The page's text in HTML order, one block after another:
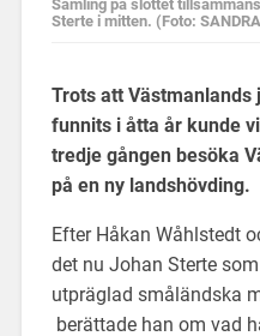
Samling på slottet
Sterte i mitten. (Foto:
Trots att
funnits i åtta år kunde
tredje gången besöka
på en ny landshövding.
Efter Håkan Wåhlstedt
det nu Johan Sterte
utpräglad småländska
berättade han om vad